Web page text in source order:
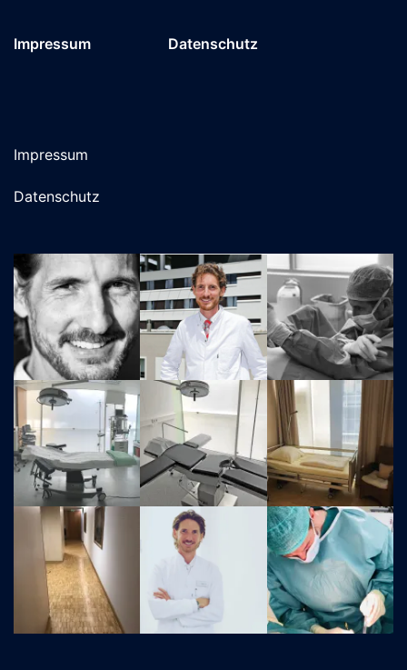
Impressum Datenschutz
Impressum
Datenschutz